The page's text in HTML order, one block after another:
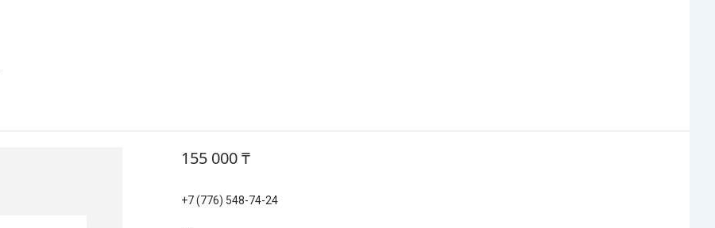
155 000 ₸
+7 (776) 548-74-24